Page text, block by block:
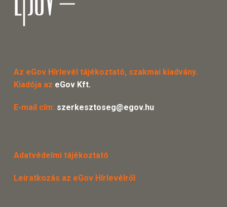
Az eGov Hírlevél tájékoztató, szakmai kiadvány.
Kiadója az eGov Kft.
E-mail cím: szerkesztoseg@egov.hu
Adatvédelmi tájékoztató
Leiratkozás az eGov Hírlevélről